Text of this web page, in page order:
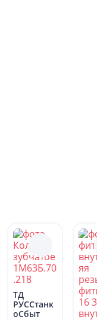
ТД
РУССтанк
оСбыт